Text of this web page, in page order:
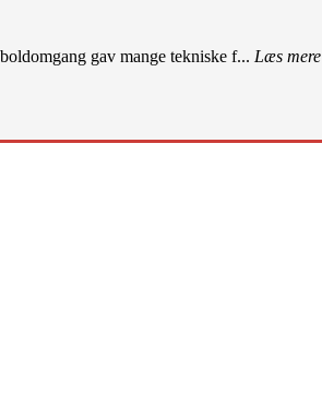
gav mange tekniske f... Læs mere